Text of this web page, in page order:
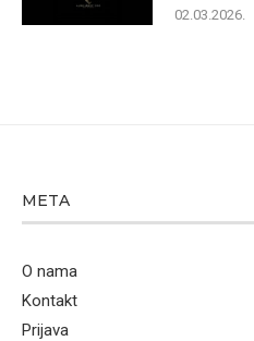
02.03.2026.
META
O nama
Kontakt
Prijava